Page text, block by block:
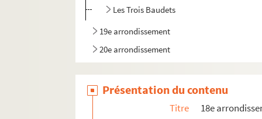
Les Trois Baudets
19e arrondissement
20e arrondissement
Présentation du contenu
Titre 18e